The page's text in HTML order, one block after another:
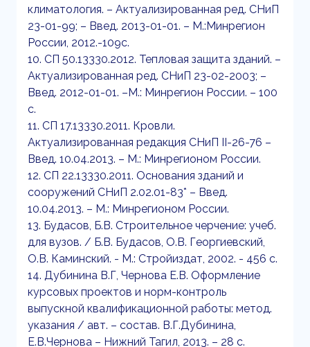
климатология. – Актуализированная ред. СНиП
23-01-99; – Введ. 2013-01-01. – М.:Минрегион
России, 2012.-109с.
10. СП 50.13330.2012. Тепловая защита зданий. –
Актуализированная ред. СНиП 23-02-2003; –
Введ. 2012-01-01. –М.: Минрегион России. – 100
с.
11. СП 17.13330.2011. Кровли.
Актуализированная редакция СНиП II-26-76 –
Введ. 10.04.2013. – М.: Минрегионом России.
12. СП 22.13330.2011. Основания зданий и
сооружений СНиП 2.02.01-83* – Введ.
10.04.2013. – М.: Минрегионом России.
13. Будасов, Б.В. Строительное черчение: учеб.
для вузов. / Б.В. Будасов, О.В. Георгиевский,
О.В. Каминский. - М.: Стройиздат, 2002. - 456 с.
14. Дубинина В.Г, Чернова Е.В. Оформление
курсовых проектов и норм-контроль
выпускной квалификационной работы: метод.
указания / авт. – состав. В.Г.Дубинина,
Е.В.Чернова – Нижний Тагил, 2013. – 28 с.